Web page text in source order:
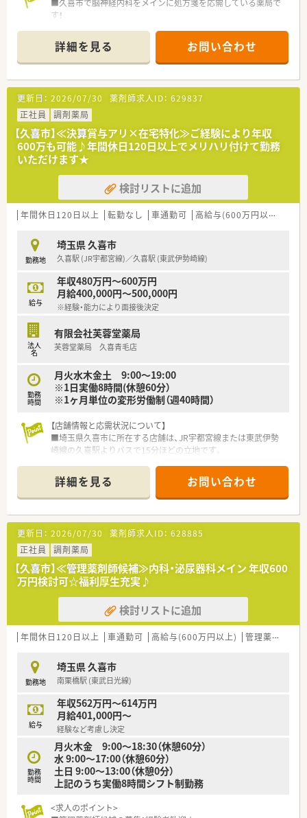
■久喜市で脳神経内科をメインに処方箋を応需している薬局で
す！
いただけます☆
■実力主義の給与体系・評価制度を導入！キャリア志向の方にも
オススメです☆
■ご経験に応じて年収500～600万円にて検討可能です！
■年間休日120日以上！休日数も充実しています♪
■マイカー通勤も可能です♪
＼こんな会社です／
■大阪・京都・茨城・埼玉にて4店舗、グループ内で16店舗の調剤
薬局を運営する会社です。
■2008年設立『For The Patient ～総ては患者様の為に～』を企
業理念としています。
■出店形態はマンツーマン型が多く、患者様のご家族各世代から
処方箋を応需する地域密着型の薬局です。
■実力主義の給与体系・評価制度を導入。若年層での薬局長・エ
■福利厚生が充実。国内外ホテル・レストラン・フィットネスク
ラブへの割引や額会社負担でのがん保険・生命保険加入も可能で
す。
詳細を見る お問い合わせ
更新日： 2026/07/30 薬剤師求人ID： 629837
正社員
調剤薬局
【久喜市】≪決算賞与アリ×在宅特化≫ご経験により年収
600万も可能♪年間休日120日以上でメリハリ付けて勤務
いただけます★
検討リストに追加
年間休日120日以上 転勤なし 車通勤可 高給与(600万円以上)
勤務地
埼玉県 久喜市
久喜駅 (JR宇都宮線)／久喜駅 (東武伊勢崎線)
給与
年収480万円～600万円
月給400,000円～500,000円
※経験・能力により面接後決定
法人
名
有限会社芙蓉堂薬局
芙蓉堂薬局 久喜青毛店
勤務
時間
月火水木金土 9:00～19:00
※1日実働8時間(休憩60分）
※1ヶ月単位の変形労働制（週40時間）
【店舗情報と応需状況について】
■埼玉県久喜市に所在する店舗は、JR宇都宮線または東武伊勢
崎線の久喜駅よりバスで15分ほどの立地です。
極的に取り組んでおります。
■剤師は常勤3名、非常勤1名体制で、外来処方箋枚数は20枚から
40枚/日程度を応需しています。
【法人特徴について】
■東京都と埼玉県エリアに10店舗以上の調剤薬局を展開し、地
域医療の受け皿となることを目指しています。
■会社全体で在宅医療に積極的に取り組み、薬局に来ることが困
難な患者様への対応体制を整えています。
■セルフメディケーションにも取り組み、処方箋調剤だけでなく
予防医学で地域住民の健康長寿を推進しています。
【求人情報について】
■経験や能力に応じて年収480万円から600万円が提示され、
■年間休日120日以上を確保しており、夏期・年末年始・リフレッ
シュ休暇など休暇制度が充実しています。
■時間外手当は15時間分の固定残業代を含み、超過分は1分単位
で別途支給される明確な給与体系です。
詳細を見る お問い合わせ
更新日： 2026/07/30 薬剤師求人ID： 628885
正社員
調剤薬局
【久喜市】≪管理薬剤師候補≫内科・泌尿器科メイン 年収600
万円検討可☆福利厚生充実♪
検討リストに追加
年間休日120日以上 車通勤可 高給与(600万円以上) 管理薬剤師
勤務地
埼玉県 久喜市
南栗橋駅 (東武日光線)
給与
年収562万円～614万円
月給401,000円～
経験など考慮し決定
勤務
時間
月火木金 9:00～18:30（休憩60分）
水 9:00～17:00（休憩60分）
土日 9:00～13:00（休憩0分）
上記のうち実働8時間シフト制勤務
<求人のポイント>